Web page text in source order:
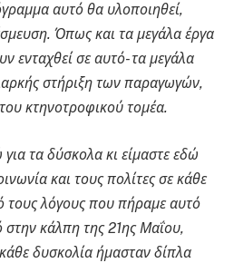
αυτό θα υλοποιηθεί,
Όπως και τα μεγάλα έργα
ενταχθεί σε αυτό- τα μεγάλα
στήριξη των παραγωγών,
κτηνοτροφικού τομέα.
για τα δύσκολα κι είμαστε εδώ
και τους πολίτες σε κάθε
τους λόγους που πήραμε αυτό
κάλπη της 21ης Μαΐου,
δυσκολία ήμασταν δίπλα